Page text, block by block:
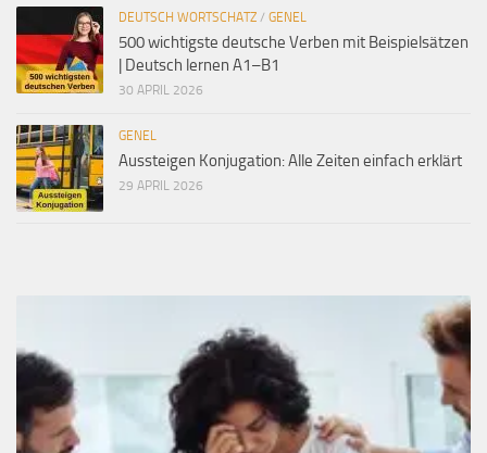
DEUTSCH WORTSCHATZ / GENEL
500 wichtigste deutsche Verben mit Beispielsätzen
| Deutsch lernen A1–B1
30 APRIL 2026
GENEL
Aussteigen Konjugation: Alle Zeiten einfach erklärt
29 APRIL 2026